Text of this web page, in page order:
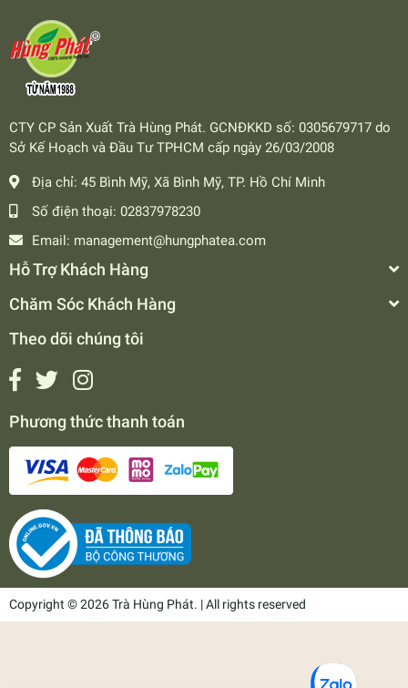
CTY CP Sản Xuất Trà Hùng Phát. GCNĐKKD số: 0305679717 do
Sở Kế Hoạch và Đầu Tư TPHCM cấp ngày 26/03/2008
Địa chỉ: 45 Bình Mỹ, Xã Bình Mỹ, TP. Hồ Chí Minh
Số điện thoại: 02837978230
Email: management@hungphatea.com
Hỗ Trợ Khách Hàng
Chăm Sóc Khách Hàng
Theo dõi chúng tôi
Phương thức thanh toán
Copyright © 2026 Trà Hùng Phát. | All rights reserved